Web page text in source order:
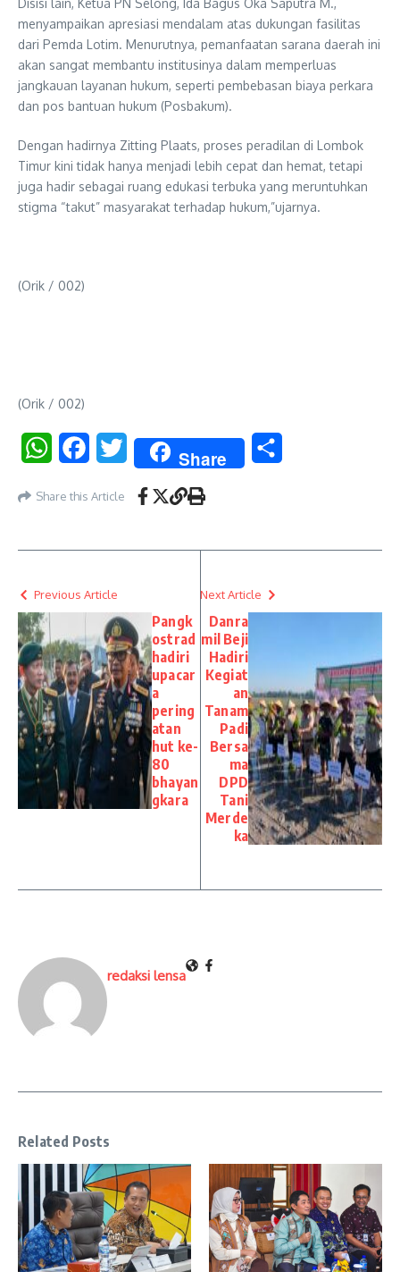
Disisi lain, Ketua PN Selong, Ida Bagus Oka Saputra M.,
menyampaikan apresiasi mendalam atas dukungan fasilitas
dari Pemda Lotim. Menurutnya, pemanfaatan sarana daerah ini
akan sangat membantu institusinya dalam memperluas
jangkauan layanan hukum, seperti pembebasan biaya perkara
dan pos bantuan hukum (Posbakum).
Dengan hadirnya Zitting Plaats, proses peradilan di Lombok
Timur kini tidak hanya menjadi lebih cepat dan hemat, tetapi
juga hadir sebagai ruang edukasi terbuka yang meruntuhkan
stigma “takut” masyarakat terhadap hukum,”ujarnya.
(Orik / 002)
(Orik / 002)
WhatsAppFacebookTwitter Share
Share this Article
Previous Article
Pangk
ostrad
hadiri
upacar
a
pering
atan
hut ke-
80
bhayan
gkara
Next Article
Danra
mil Beji
Hadiri
Kegiat
an
Tanam
Padi
Bersa
ma
DPD
Tani
Merde
ka
redaksi lensa
Related Posts